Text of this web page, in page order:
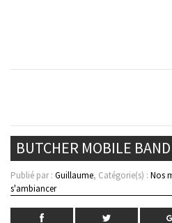
BUTCHER MOBILE
Publié par : Guillaume, Catégorie(s) : Nos
s'ambiancer